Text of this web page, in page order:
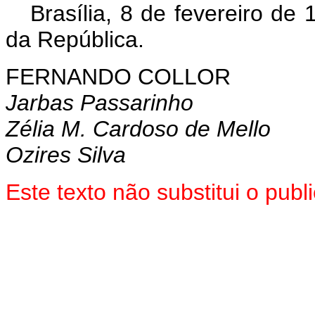
Brasília, 8 de fevereiro de
da República.
FERNANDO COLLOR
Jarbas Passarinho
Zélia M. Cardoso de Mello
Ozires Silva
Este texto não substitui o